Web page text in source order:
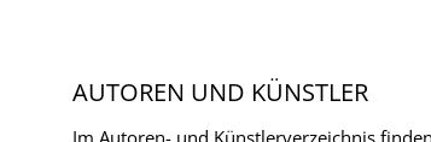
AUTOREN UND KÜNSTLER
Im Autoren- und Künstlerverzeichnis